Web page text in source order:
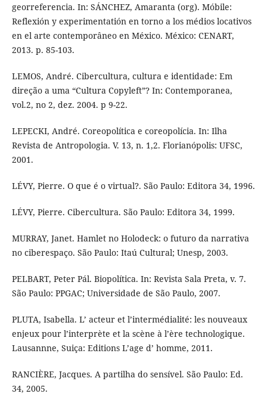
georreferencia. In: SÁNCHEZ, Amaranta (org). Móbile:
Reflexión y experimentatión en torno a los médios locativos
en el arte contemporâneo en México. México: CENART,
2013. p. 85-103.
LEMOS, André. Cibercultura, cultura e identidade: Em
direção a uma “Cultura Copyleft”? In: Contemporanea,
vol.2, no 2, dez. 2004. p 9-22.
LEPECKI, André. Coreopolítica e coreopolícia. In: Ilha
Revista de Antropologia. V. 13, n. 1,2. Florianópolis: UFSC,
2001.
LÉVY, Pierre. O que é o virtual?. São Paulo: Editora 34, 1996.
LÉVY, Pierre. Cibercultura. São Paulo: Editora 34, 1999.
MURRAY, Janet. Hamlet no Holodeck: o futuro da narrativa
no ciberespaço. São Paulo: Itaú Cultural; Unesp, 2003.
PELBART, Peter Pál. Biopolítica. In: Revista Sala Preta, v. 7.
São Paulo: PPGAC; Universidade de São Paulo, 2007.
PLUTA, Isabella. L’ acteur et l’intermédialité: les nouveaux
enjeux pour l’interprète et la scène à l’ère technologique.
Lausannne, Suiça: Editions L’age d’ homme, 2011.
RANCIÈRE, Jacques. A partilha do sensível. São Paulo: Ed.
34, 2005.